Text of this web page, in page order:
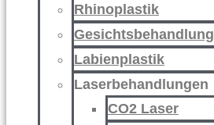
Rhinoplastik
Gesichtsbehandlung
Labienplastik
Laserbehandlungen
CO2 Laser